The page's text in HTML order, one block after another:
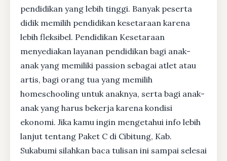
pendidikan yang lebih tinggi. Banyak peserta
didik memilih pendidikan kesetaraan karena
lebih fleksibel. Pendidikan Kesetaraan
menyediakan layanan pendidikan bagi anak-
anak yang memiliki passion sebagai atlet atau
artis, bagi orang tua yang memilih
homeschooling untuk anaknya, serta bagi anak-
anak yang harus bekerja karena kondisi
ekonomi. Jika kamu ingin mengetahui info lebih
lanjut tentang Paket C di Cibitung, Kab.
Sukabumi silahkan baca tulisan ini sampai selesai